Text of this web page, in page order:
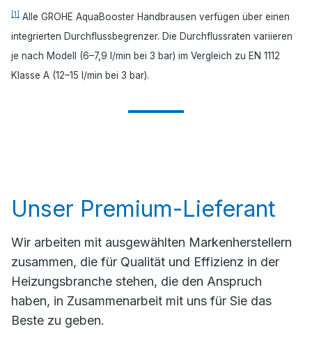
[1] Alle GROHE AquaBooster Handbrausen verfügen über einen
integrierten Durchflussbegrenzer. Die Durchflussraten variieren
je nach Modell (6–7,9 l/min bei 3 bar) im Vergleich zu EN 1112
Klasse A (12–15 l/min bei 3 bar).
Unser Premium-Lieferant
Wir arbeiten mit ausgewählten Markenherstellern
zusammen, die für Qualität und Effizienz in der
Heizungsbranche stehen, die den Anspruch
haben, in Zusammenarbeit mit uns für Sie das
Beste zu geben.